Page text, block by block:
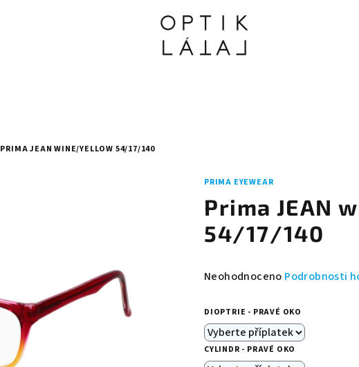
PRIMA JEAN WINE/YELLOW 54/17/140
PRIMA EYEWEAR
Prima JEAN
54/17/140
Průměrné
produktu
je
0,0
z
Neohodnoceno Podrobnosti
DIOPTRIE - PRAVÉ OKO
CYLINDR - PRAVÉ OKO